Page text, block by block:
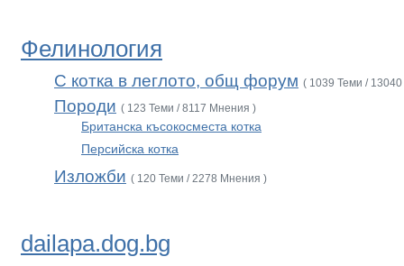
Фелинология
С котка в леглото, общ форум ( 1039 Теми /
Породи ( 123 Теми / 8117 Мнения )
Британска късокосместа котка
Персийска котка
Изложби ( 120 Теми / 2278 Мнения )
dailapa.dog.bg